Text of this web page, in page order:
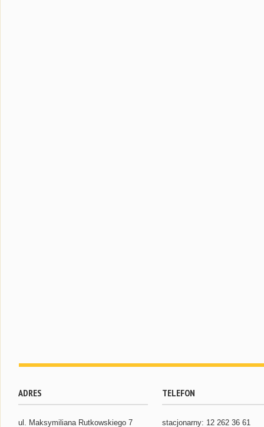
ADRES
ul. Maksymiliana Rutkowskiego 7
TELEFON
stacjonarny: 12 262 36 61